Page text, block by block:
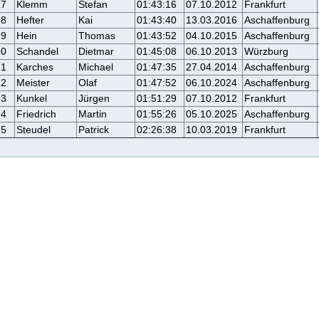
Klemm Stefan 01:43:16 07.10.2012
Frankfurt
Hefter Kai 01:43:40 13.03.2016
Aschaffenburg
Hein Thomas 01:43:52 04.10.2015
Aschaffenburg
Schandel Dietmar 01:45:08 06.10.2013
Würzburg
Karches Michael 01:47:35 27.04.2014
Aschaffenburg
Meister Olaf 01:47:52 06.10.2024
Aschaffenburg
Kunkel Jürgen 01:51:29 07.10.2012
Frankfurt
Friedrich Martin 01:55:26 05.10.2025
Aschaffenburg
Steudel Patrick 02:26:38 10.03.2019 Frankfurt